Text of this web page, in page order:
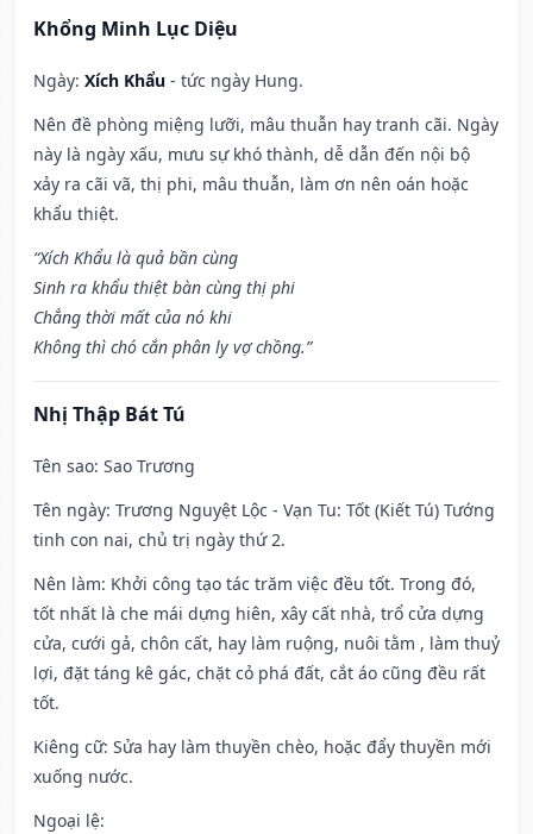
Khổng Minh Lục Diệu
Ngày: Xích Khẩu - tức ngày Hung.
Nên đề phòng miệng lưỡi, mâu thuẫn hay tranh cãi. Ngày
này là ngày xấu, mưu sự khó thành, dễ dẫn đến nội bộ
xảy ra cãi vã, thị phi, mâu thuẫn, làm ơn nên oán hoặc
khẩu thiệt.
“Xích Khẩu là quả bần cùng
Sinh ra khẩu thiệt bàn cùng thị phi
Chẳng thời mất của nó khi
Không thì chó cắn phân ly vợ chồng.”
Nhị Thập Bát Tú
Tên sao: Sao Trương
Tên ngày: Trương Nguyệt Lộc - Vạn Tu: Tốt (Kiết Tú) Tướng
tinh con nai, chủ trị ngày thứ 2.
Nên làm: Khởi công tạo tác trăm việc đều tốt. Trong đó,
tốt nhất là che mái dựng hiên, xây cất nhà, trổ cửa dựng
cửa, cưới gả, chôn cất, hay làm ruộng, nuôi tằm , làm thuỷ
lợi, đặt táng kê gác, chặt cỏ phá đất, cắt áo cũng đều rất
tốt.
Kiêng cữ: Sửa hay làm thuyền chèo, hoặc đẩy thuyền mới
xuống nước.
Ngoại lệ: